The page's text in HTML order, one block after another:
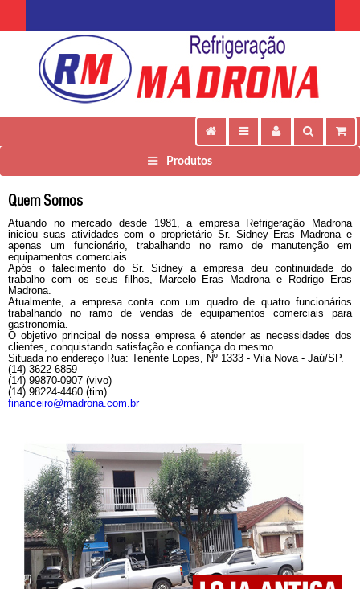
Produtos
Quem Somos
Atuando no mercado desde 1981, a empresa Refrigeração Madrona
iniciou suas atividades com o proprietário Sr. Sidney Eras Madrona e
apenas um funcionário, trabalhando no ramo de manutenção em
equipamentos comerciais.
Após o falecimento do Sr. Sidney a empresa deu continuidade do
trabalho com os seus filhos, Marcelo Eras Madrona e Rodrigo Eras
Madrona.
Atualmente, a empresa conta com um quadro de quatro funcionários
trabalhando no ramo de vendas de equipamentos comerciais para
gastronomia.
O objetivo principal de nossa empresa é atender as necessidades dos
clientes, conquistando satisfação e confiança do mesmo.
Situada no endereço Rua: Tenente Lopes, Nº 1333 - Vila Nova - Jaú/SP.
(14) 3622-6859
(14) 99870-0907 (vivo)
(14) 98224-4460 (tim)
financeiro@madrona.com.br